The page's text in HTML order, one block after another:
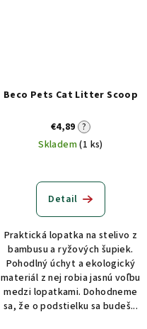
Beco Pets Cat Litter Scoop
€4,89 ?
Skladem(1 ks)
Detail
Praktická lopatka na stelivo z
bambusu a ryžových šupiek.
Pohodlný úchyt a ekologický
materiál z nej robia jasnú voľbu
medzi lopatkami. Dohodneme
sa, že o podstielku sa budeš...